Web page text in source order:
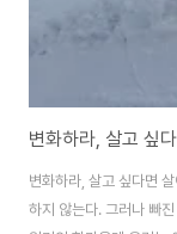
변화하라, 살고 싶
변화하라, 살고 싶다면
하지 않는다. 그러나 빠